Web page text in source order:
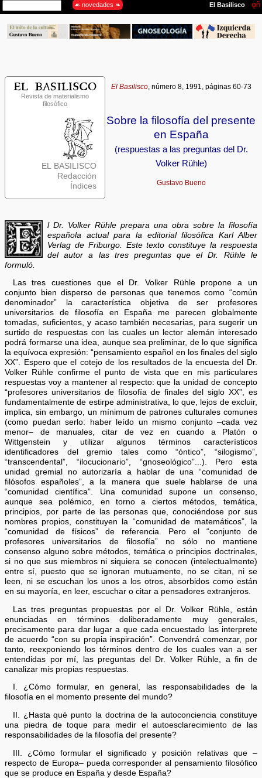
Revista de materialismo
filosófico
EL BASILISCO
Redacción
Índices
El Basilisco, número 8, 1991, páginas 60-73
Sobre la filosofía del presente
en España
(respuestas a las preguntas del Dr.
Volker Rühle)
Gustavo Bueno
l Dr. Volker Rühle prepara una obra sobre la filosofía
española actual para la editorial filosóficaKarl Alber
Verlag de Friburgo. Este texto constituye la respuesta
del autor a las tres preguntas que el Dr. Rühle le
formuló.
Las tres cuestiones que el Dr. Volker Rühle propone a un
conjunto bien disperso de personas que tenemos como “común
denominador” la característica objetiva de ser profesores
universitarios de filosofía en España me parecen globalmente
tomadas, suficientes, y acaso también necesarias, para sugerir un
surtido de respuestas con las cuales un lector alemán interesado
podrá formarse una idea, aunque sea preliminar, de lo que significa
la equívoca expresión: “pensamiento español en los finales del siglo
XX”. Espero que el cotejo de los resultados de la encuesta del Dr.
Volker Rühle confirme el punto de vista que en mis particulares
respuestas voy a mantener al respecto: que la unidad de concepto
“profesores universitarios de filosofía de finales del siglo XX”, es
fundamentalmente de estirpe administrativa, lo que, lejos de excluir,
implica, sin embargo, un mínimum de patrones culturales comunes
(como puedan serlo: haber leído un mismo conjunto –cada vez
menor– de manuales, citar de vez en cuando a Platón o
Wittgenstein y utilizar algunos términos característicos
identificadores del gremio tales como “óntico”, “silogismo”,
“transcendental”, “ilocucionario”, “gnoseológico”...). Pero esta
unidad gremial no autorizaría a hablar de una “comunidad de
filósofos españoles”, a la manera que suele hablarse de una
“comunidad científica”. Una comunidad supone un consenso,
aunque sea polémico, en torno a ciertos métodos, temática,
principios, por parte de las personas que, conociéndose por sus
nombres propios, constituyen la “comunidad de matemáticos”, la
“comunidad de físicos” de referencia. Pero el “conjunto de
profesores universitarios de filosofía” no sólo no mantiene
consenso alguno sobre métodos, temática o principios doctrinales,
si no que sus miembros ni siquiera se conocen (intelectualmente)
entre sí, puesto que se ignoran mutuamente, no se citan, ni se
leen, ni se escuchan los unos a los otros, absorbidos como están
en su mayoría, en leer, escuchar o citar a pensadores extranjeros.
Las tres preguntas propuestas por el Dr. Volker Rühle, están
enunciadas en términos deliberadamente muy generales,
precisamente para dar lugar a que cada encuestado las interprete
de acuerdo “con su propia inspiración”. Convendrá comenzar, por
tanto, reexponiendo los términos dentro de los cuales van a ser
entendidas por mí, las preguntas del Dr. Volker Rühle, a fin de
canalizar mis propias respuestas.
I. ¿Cómo formular, en general, las responsabilidades de la
filosofía en el momento presente del mundo?
II. ¿Hasta qué punto la doctrina de la autoconciencia constituye
una piedra de toque para medir el autoesclarecimiento de las
responsabilidades de la filosofía del presente?
III. ¿Cómo formular el significado y posición relativas que –
respecto de Europa– pueda corresponder al pensamiento filosófico
que se produce en España y desde España?